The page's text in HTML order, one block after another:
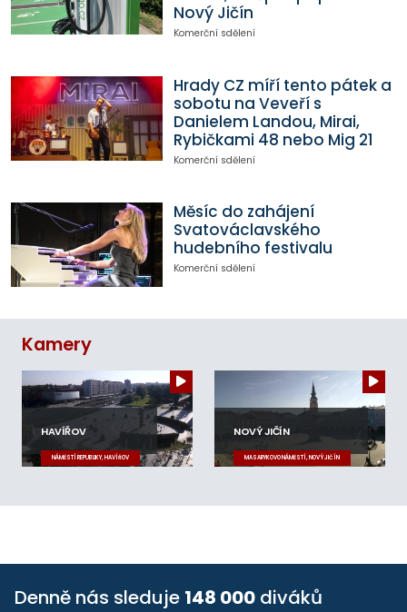
Nový Jičín
Komerční sdělení
Hrady CZ míří tento pátek a
sobotu na Veveří s
Danielem Landou, Mirai,
Rybičkami 48 nebo Mig 21
Komerční sdělení
Měsíc do zahájení
Svatováclavského
hudebního festivalu
Komerční sdělení
Kamery
HAVÍŘOV
NÁMĚSTÍ REPUBLIKY, HAVÍŘOV
NOVÝ JIČÍN
MASARYKOVO NÁMĚSTÍ, NOVÝ JIČÍN
Denně nás sleduje 148 000 diváků